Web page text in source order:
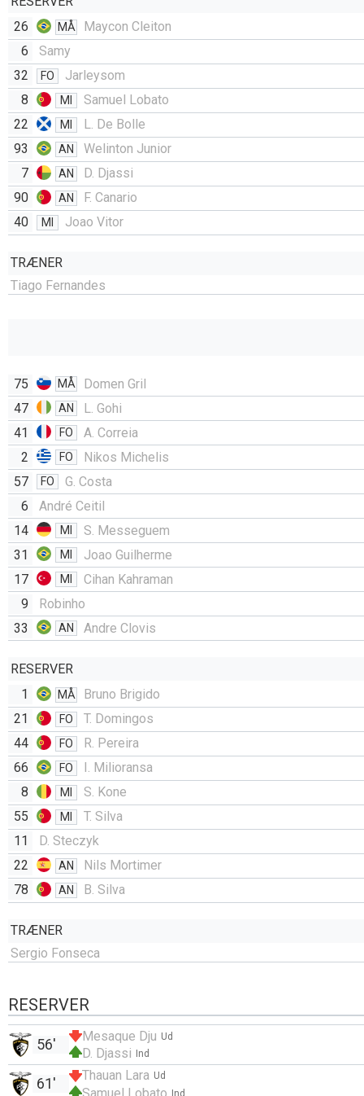
26
MÅ
Maycon Cleiton
6
Samy
32
FO
Jarleysom
8
MI
Samuel Lobato
22
MI
L. De Bolle
93
AN
Welinton Junior
7
AN
D. Djassi
90
AN
F. Canario
40
MI Joao Vitor
TRÆNER
Tiago Fernandes
75 MÅ
Domen Gril
47
AN
L. Gohi
41
FO
A. Correia
2
FO
Nikos Michelis
57
FO
G. Costa
6
André Ceitil
14
MI
S. Messeguem
31
MI
Joao Guilherme
17
MI
Cihan Kahraman
9
Robinho
33
AN Andre Clovis
RESERVER
1
MÅ
Bruno Brigido
21
FO
T. Domingos
44
FO
R. Pereira
66
FO
I. Milioransa
8
MI
S. Kone
55
MI
T. Silva
11
D. Steczyk
22
AN
Nils Mortimer
78
AN B. Silva
TRÆNER
Sergio Fonseca
RESERVER
Ud
Mesaque Dju
Ind
D. Djassi
56'
Ud
Thauan Lara
Ind
Samuel Lobato
61'